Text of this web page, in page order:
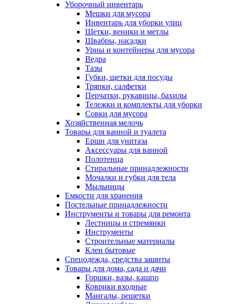
Уборочный инвентарь
Мешки для мусора
Инвентарь для уборки улиц
Щетки, веники и метлы
Швабры, насадки
Урны и контейнеры для мусора
Ведра
Тазы
Губки, щетки для посуды
Тряпки, салфетки
Перчатки, рукавицы, бахилы
Тележки и комплекты для уборки
Совки для мусора
Хозяйственная мелочь
Товары для ванной и туалета
Ерши для унитаза
Аксессуары для ванной
Полотенца
Стиральные принадлежности
Мочалки и губки для тела
Мыльницы
Емкости для хранения
Постельные принадлежности
Инструменты и товары для ремонта
Лестницы и стремянки
Инструменты
Строительные материалы
Клеи бытовые
Спецодежда, средства защиты
Товары для дома, сада и дачи
Горшки, вазы, кашпо
Коврики входные
Мангалы, решетки